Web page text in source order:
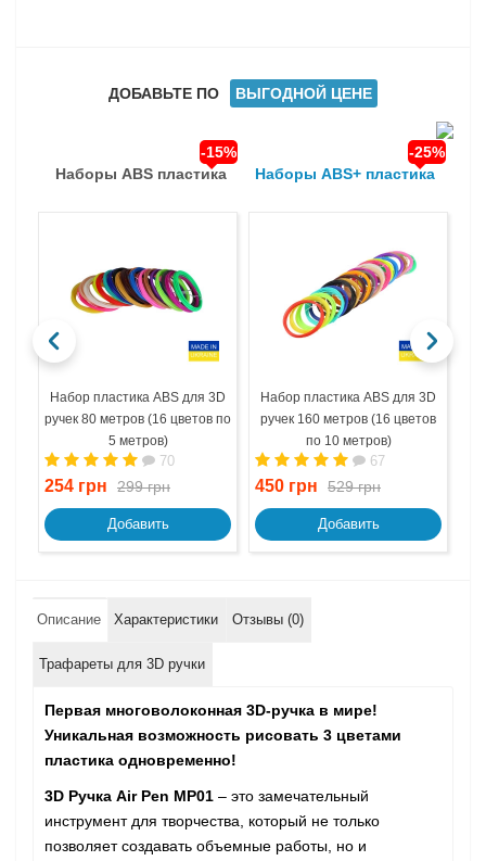
ДОБАВЬТЕ ПО ВЫГОДНОЙ ЦЕНЕ
Наборы ABS пластика
-15%
Наборы ABS+ пластика
-25%
Набор пластика ABS для 3D
ручек 80 метров (16 цветов по
5 метров)
70
254 грн 299 грн
Добавить
Набор пластика ABS для 3D
ручек 160 метров (16 цветов
по 10 метров)
67
450 грн 529 грн
Добавить
Описание Характеристики Отзывы (0)
Трафареты для 3D ручки
Первая многоволоконная 3D-ручка в мире!
Уникальная возможность рисовать 3 цветами
пластика одновременно!
3D Ручка Air Pen MP01 – это замечательный
инструмент для творчества, который не только
позволяет создавать объемные работы, но и